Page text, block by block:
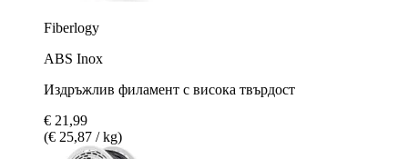
Fiberlogy
ABS Inox
Издръжлив филамент с висока твърдост
€ 21,99
(€ 25,87 / kg)